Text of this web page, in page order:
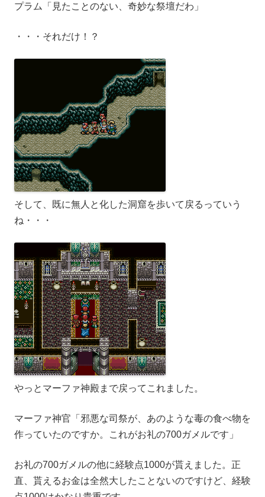
プラム「見たことのない、奇妙な祭壇だわ」
・・・それだけ！？
そして、既に無人と化した洞窟を歩いて戻るっていう
ね・・・
やっとマーファ神殿まで戻ってこれました。
マーファ神官「邪悪な司祭が、あのような毒の食べ物を
作っていたのですか。これがお礼の700ガメルです」
お礼の700ガメルの他に経験点1000が貰えました。正
直、貰えるお金は全然大したことないのですけど、経験